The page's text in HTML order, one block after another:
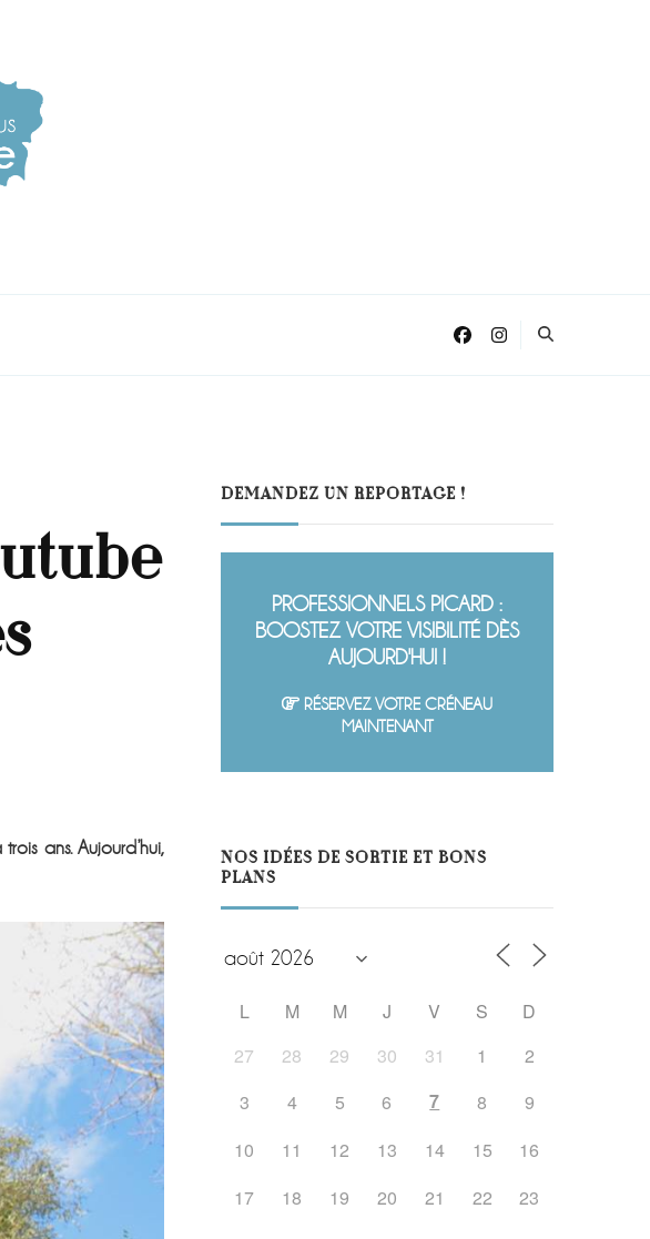
ans. Aujourd’hui,
DEMANDEZ UN REPORTAGE !
PROFESSIONNELS PICARD :
BOOSTEZ VOTRE VISIBILITÉ DÈS
AUJOURD'HUI !
RÉSERVEZ VOTRE CRÉNEAU
MAINTENANT
NOS IDÉES DE SORTIE ET BONS
PLANS
L M M J V S
D
27
28 29 30 31 1
2
3
4 5 6 7 8
9
10
11 12 13 14 15
16
17
18 19 20 21 22
23